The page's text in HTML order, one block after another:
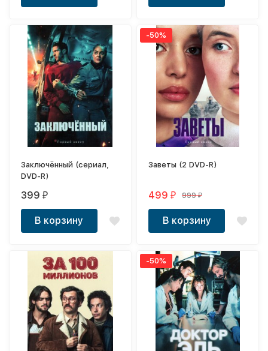
Заключённый (сериал,
DVD-R)
399₽
В корзину
-50%
Заветы (2 DVD-R)
499₽ 999₽
В корзину
-50%